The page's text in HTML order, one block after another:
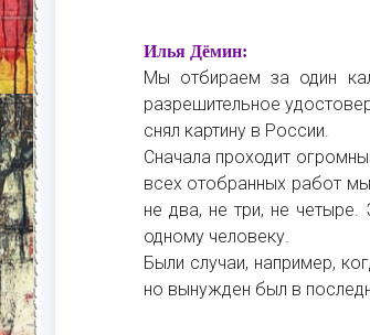
Илья Дёмин:
Мы отбираем за один
разрешительное
снял картину в России.
Сначала проходит
всех отобранных работ
не два, не три, не
одному человеку.
Были случаи, например,
но вынужден был в